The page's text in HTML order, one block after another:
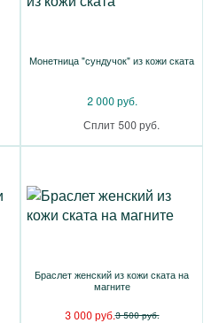
Монетница "сундучок" из кожи ската
2 000 руб.
Сплит 500 руб.
Браслет женский из кожи ската на
магните
3 000 руб.3 500 руб.